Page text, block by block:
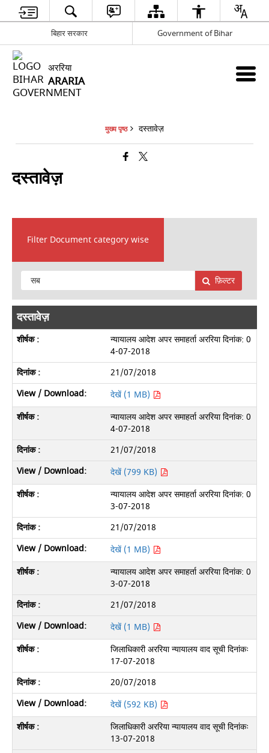
बिहार सरकार Government of Bihar
अररिया
ARARIA
मुख्य पृष्ठ दस्तावेज़
दस्तावेज़
Filter Document category wise
फ़िल्टर
दस्तावेज़
न्यायालय आदेश अपर समाहर्ता अररिया दिनांक: 0
4-07-2018
21/07/2018
देखें (1 MB)
न्यायालय आदेश अपर समाहर्ता अररिया दिनांक: 0
4-07-2018
21/07/2018
देखें (799 KB)
न्यायालय आदेश अपर समाहर्ता अररिया दिनांक: 0
3-07-2018
21/07/2018
देखें (1 MB)
न्यायालय आदेश अपर समाहर्ता अररिया दिनांक: 0
3-07-2018
21/07/2018
देखें (1 MB)
जिलाधिकारी अररिया न्यायालय वाद सूची दिनांकः
17-07-2018
20/07/2018
देखें (592 KB)
जिलाधिकारी अररिया न्यायालय वाद सूची दिनांकः
13-07-2018